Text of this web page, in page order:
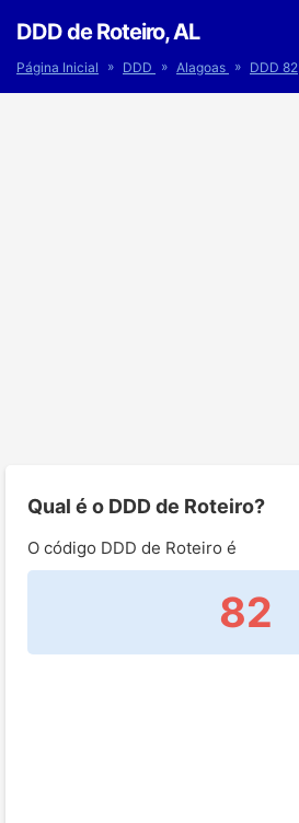
DDD de Roteiro, AL
Página Inicial » DDD » Alagoas » DDD 82
Qual é o DDD de Roteiro?
O código DDD de Roteiro é
82